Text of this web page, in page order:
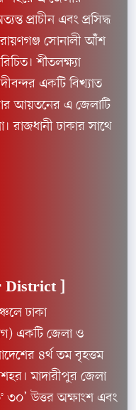
প্রাচীন এবং প্রসিদ্ধ
সোনালী আঁঁশ
শীতলক্ষ্যা
একটি বিখ্যাত
আয়তনের এ জেলাটি
রাজধানী ঢাকার সাথে
District ]
ঢাকা
একটি জেলা ও
৪র্থ তম বৃহত্তম
মাদারীপুর জেলা
৩০’ উত্তর অক্ষাংশ এবং